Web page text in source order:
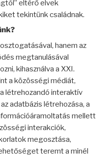
eltérő elvek
tekintünk családnak.
hanem az
megtanulásával
kihasználva a XXI.
a közösségi médiát,
létrehozandó interaktív
adatbázis létrehozása, a
mellett
interakciók,
megosztása,
teremt a minél